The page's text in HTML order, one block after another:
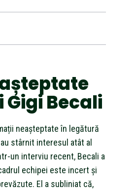
Becali
neașteptate în legătură
stârnit interesul atât al
un interviu recent, Becali a
echipei este incert și
El a subliniat că,